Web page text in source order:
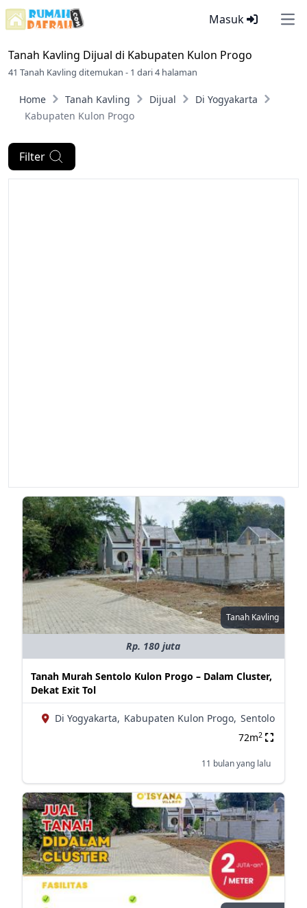
Masuk
Tanah Kavling Dijual di Kabupaten Kulon Progo
41 Tanah Kavling ditemukan - 1 dari 4 halaman
Home Tanah Kavling Dijual
Di Yogyakarta
Kabupaten Kulon Progo
Filter
Tanah Kavling
Rp. 180 juta
Tanah Murah Sentolo Kulon Progo – Dalam Cluster,
Dekat Exit Tol
Di Yogyakarta, Kabupaten Kulon Progo, Sentolo
72m2
11 bulan yang lalu